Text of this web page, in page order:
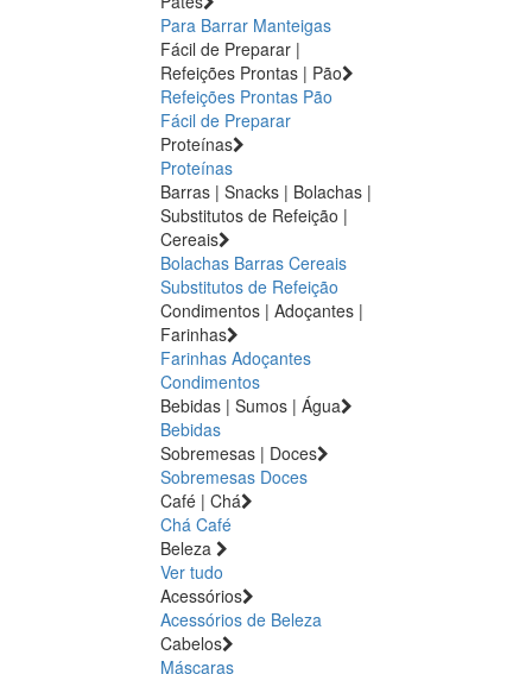
Para Barrar Manteigas
Fácil de Preparar |
Refeições Prontas | Pão
Refeições Prontas Pão
Fácil de Preparar
Proteínas
Proteínas
Barras | Snacks | Bolachas |
Substitutos de Refeição |
Cereais
Bolachas Barras Cereais
Substitutos de Refeição
Condimentos | Adoçantes |
Farinhas
Farinhas Adoçantes
Condimentos
Bebidas | Sumos | Água
Bebidas
Sobremesas | Doces
Sobremesas Doces
Café | Chá
Chá Café
Beleza
Ver tudo
Acessórios
Acessórios de Beleza
Cabelos
Máscaras